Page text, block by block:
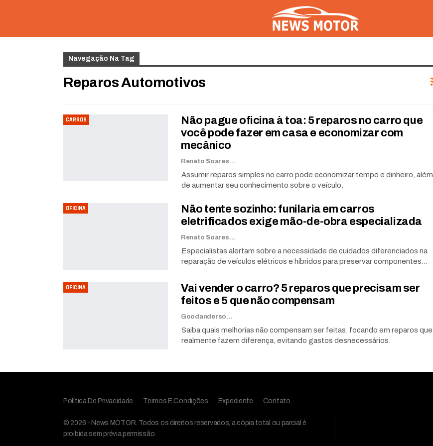
Navegação Na Tag
Reparos Automotivos
CARROS
Não pague oficina à toa: 5 reparos no carro que
você pode fazer em casa e economizar com
mecânico
Renato Soares
Assumir reparos simples no carro pode economizar tempo e dinheiro, além
de aumentar seu conhecimento sobre o veículo.
OFICINA
Não tente sozinho: funilaria em carros
eletrificados exige mão-de-obra especializada
Renato Soares
Especialistas alertam sobre a necessidade de cuidados diferenciados na
reparação de veículos elétricos e híbridos para preservar componentes…
OFICINA
Vai vender o carro? 5 reparos que precisam ser
feitos e 5 que não compensam
Goodanderson Gomes
Saiba quais melhorias não compensam ser feitas, focando em reparos que
realmente fazem diferença, evitando gastos desnecessários.
Política De Privacidade Termos E Condições Expediente Contato
© 2026 - News MOTOR. Todos os direitos reservados, a cópia total ou parcial é
proibida sem prévia permissão.